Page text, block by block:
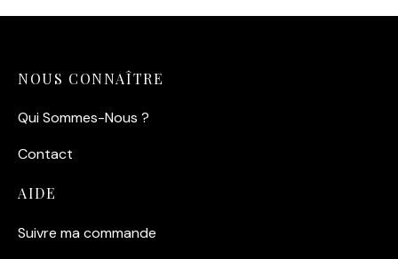
NOUS CONNAÎTRE
Qui Sommes-Nous ?
Contact
AIDE
Suivre ma commande